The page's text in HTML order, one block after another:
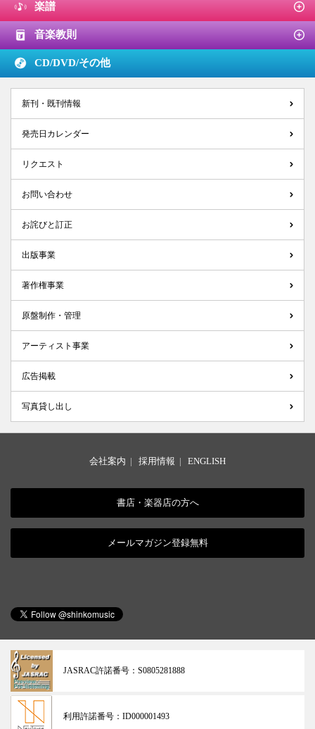
楽譜
音楽教則
CD/DVD/その他
新刊・既刊情報
発売日カレンダー
リクエスト
お問い合わせ
お詫びと訂正
出版事業
著作権事業
原盤制作・管理
アーティスト事業
広告掲載
写真貸し出し
会社案内 | 採用情報 | ENGLISH
書店・楽器店の方へ
メールマガジン登録無料
JASRAC許諾番号： S0805281888
利用許諾番号： ID000001493